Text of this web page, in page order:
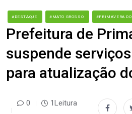
#DESTAQUE #MATO GROSSO #PRIMAVERA
Prefeitura de
suspende
para atualização
0 1Leitura